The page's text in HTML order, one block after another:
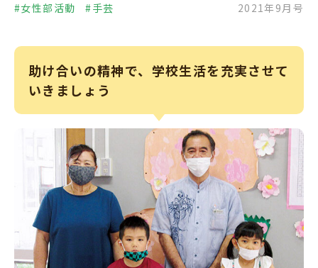
#女性部活動 #手芸 2021年9月号
助け合いの精神で、学校生活を充実させて
いきましょう